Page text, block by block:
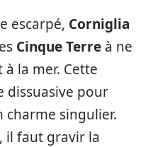
escarpé, Corniglia
Cinque Terre à ne
la mer. Cette
dissuasive pour
charme singulier.
il faut gravir la